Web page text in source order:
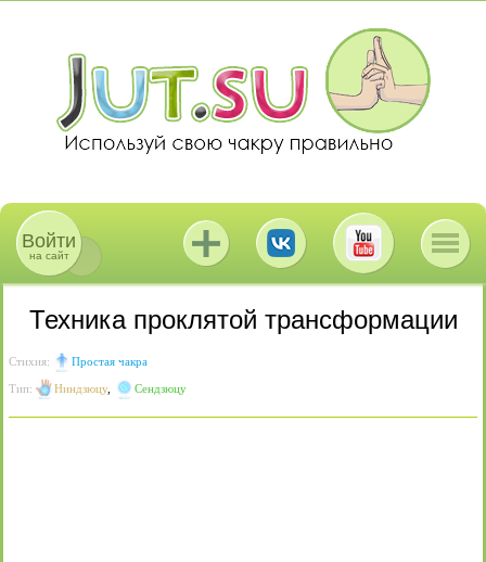
Войти
на сайт
Техника проклятой трансформации
Стихия: Простая чакра
Тип: Ниндзюцу, Сендзюцу